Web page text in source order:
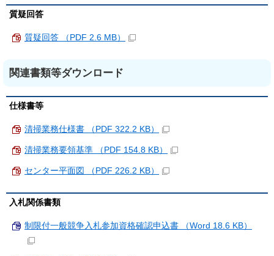
質疑回答
質疑回答 （PDF 2.6 MB）
関連書類等ダウンロード
仕様書等
清掃業務仕様書 （PDF 322.2 KB）
清掃業務要領基準 （PDF 154.8 KB）
センター平面図 （PDF 226.2 KB）
入札関係書類
制限付一般競争入札参加資格確認申込書 （Word 18.6 KB）